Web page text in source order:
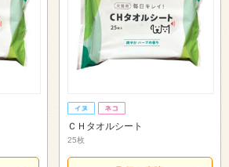
ＣＨタオルシート
25枚